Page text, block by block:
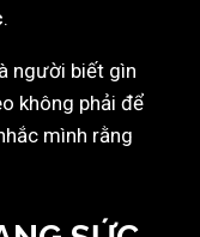
.
người biết gìn
không phải để
mình rằng